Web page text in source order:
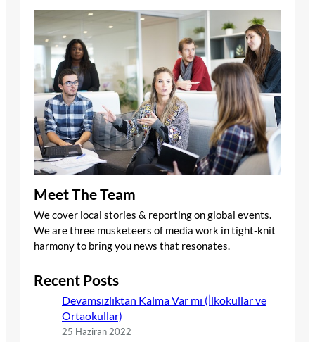
Meet The Team
We cover local stories & reporting on global events.
We are three musketeers of media work in tight-knit
harmony to bring you news that resonates.
Recent Posts
Devamsızlıktan Kalma Var mı (İlkokullar ve
Ortaokullar)
25 Haziran 2022